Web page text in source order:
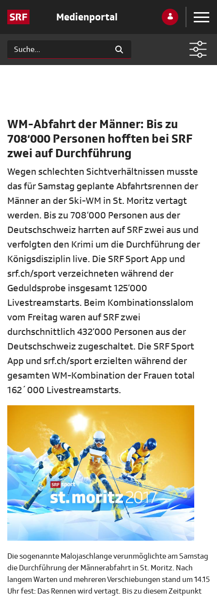
Medienportal
WM-Abfahrt der Männer: Bis zu
708‘000 Personen hofften bei SRF
zwei auf Durchführung
Wegen schlechten Sichtverhältnissen musste
das für Samstag geplante Abfahrtsrennen der
Männer an der Ski-WM in St. Moritz vertagt
werden. Bis zu 708‘000 Personen aus der
Deutschschweiz harrten auf SRF zwei aus und
verfolgten den Krimi um die Durchführung der
Königsdisziplin live. Die SRF Sport App und
srf.ch/sport verzeichneten während der
Geduldsprobe insgesamt 125‘000
Livestreamstarts. Beim Kombinationsslalom
vom Freitag waren auf SRF zwei
durchschnittlich 432‘000 Personen aus der
Deutschschweiz zugeschaltet. Die SRF Sport
App und srf.ch/sport erzielten während der
gesamten WM-Kombination der Frauen total
162´000 Livestreamstarts.
Die sogenannte Malojaschlange verunmöglichte am Samstag
die Durchführung der Männerabfahrt in St. Moritz. Nach
langem Warten und mehreren Verschiebungen stand um 14.15
Uhr fest: Das Rennen wird vertagt. Bis zu diesem Zeitpunkt